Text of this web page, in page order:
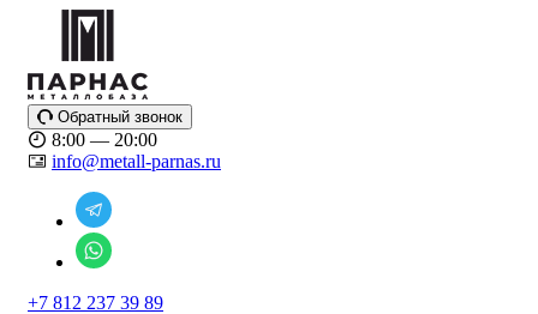
Обратный звонок
8:00 — 20:00
info@metall-parnas.ru
+7 812 237 39 89